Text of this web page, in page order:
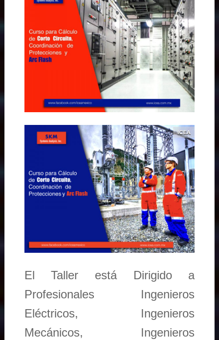
El Taller está Dirigido a
Profesionales Ingenieros
Eléctricos, Ingenieros
Mecánicos, Ingenieros